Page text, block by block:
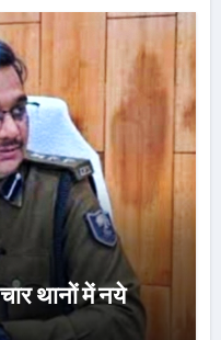
थानों में नये